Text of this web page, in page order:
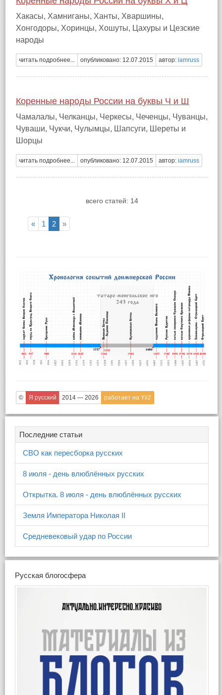
Хакасы, Хамниганы, Ханты, Хваршины,
Хонгодоры, Хоринцы, Хошуты, Цахуры и Цезские
народы
читать подробнее... опубликовано: 12.07.2015 автор: iamruss
Коренные народы России на буквы Ч и Ш
Чамалалы, Челканцы, Черкесы, Чеченцы, Чуванцы,
Чуваши, Чукчи, Чулымцы, Шапсуги, Шереты и
Шорцы
читать подробнее... опубликовано: 12.07.2015 автор: iamruss
всего статей: 14
« 1 2 »
© Я русский 2014 — 2026 работает на Yii2
Последние статьи
СВО как пересборка русских
8 июля - день влюблённых русских
Открытка. 8 июля - день влюблённых русских
Земля Императора Николая II
Средневековый удар по России
Русская блогосфера